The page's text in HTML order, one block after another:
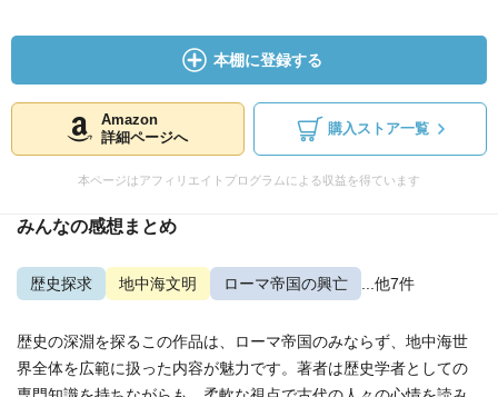
本棚に登録する
Amazon
詳細ページへ
購入ストア一覧
本ページはアフィリエイトプログラムによる収益を得ています
みんなの感想まとめ
歴史探求 地中海文明 ローマ帝国の興亡 ...他7件
歴史の深淵を探るこの作品は、ローマ帝国のみならず、地中海世
界全体を広範に扱った内容が魅力です。著者は歴史学者としての